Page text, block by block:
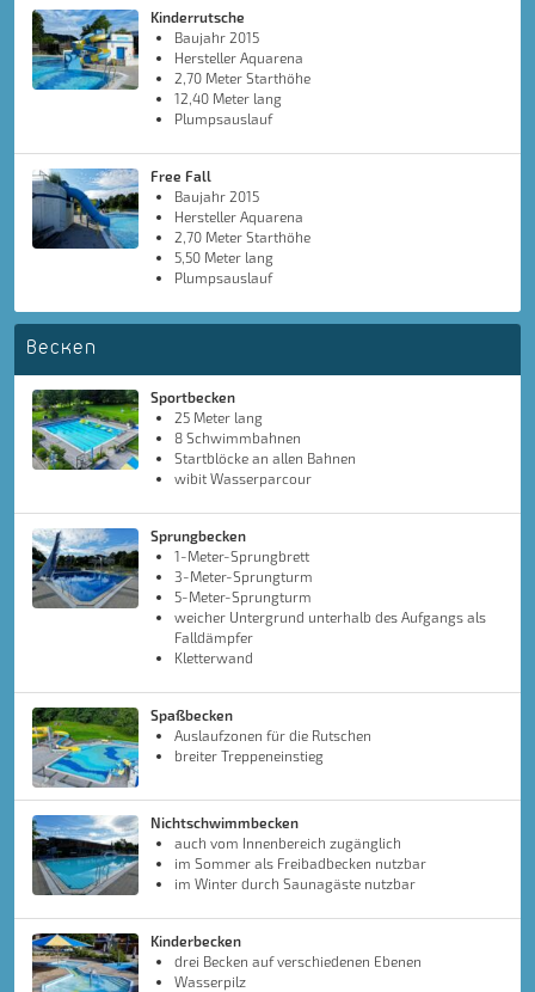
Kinderrutsche
Baujahr 2015
Hersteller Aquarena
2,70 Meter Starthöhe
12,40 Meter lang
Plumpsauslauf
Free Fall
Baujahr 2015
Hersteller Aquarena
2,70 Meter Starthöhe
5,50 Meter lang
Plumpsauslauf
Becken
Sportbecken
25 Meter lang
8 Schwimmbahnen
Startblöcke an allen Bahnen
wibit Wasserparcour
Sprungbecken
1-Meter-Sprungbrett
3-Meter-Sprungturm
5-Meter-Sprungturm
weicher Untergrund unterhalb des Aufgangs als
Falldämpfer
Kletterwand
Spaßbecken
Auslaufzonen für die Rutschen
breiter Treppeneinstieg
Nichtschwimmbecken
auch vom Innenbereich zugänglich
im Sommer als Freibadbecken nutzbar
im Winter durch Saunagäste nutzbar
Kinderbecken
drei Becken auf verschiedenen Ebenen
Wasserpilz